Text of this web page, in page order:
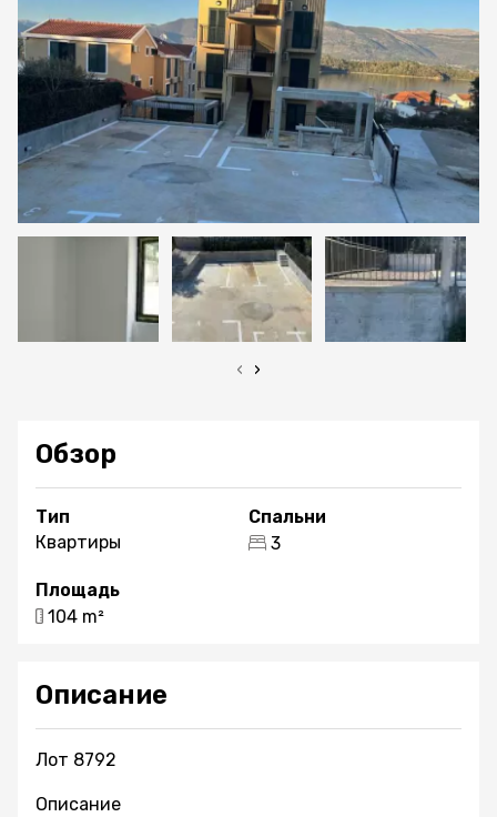
‹ ›
Обзор
Тип
Квартиры
Спальни
3
Площадь
104 m²
Описание
Лот 8792
Описание